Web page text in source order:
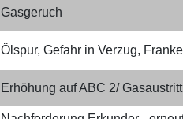
Gasgeruch
Ölspur, Gefahr in Verzug,
Erhöhung auf ABC 2/